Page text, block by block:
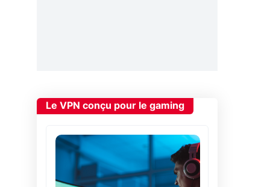
Le VPN conçu pour le gaming